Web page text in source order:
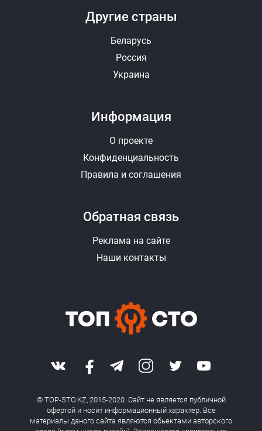
Другие страны
Беларусь
Россия
Украина
Информация
О проекте
Конфиденциальность
Правила и соглашения
Обратная связь
Реклама на сайте
Наши контакты
© TOP-STO.KZ, 2015-2020. Сайт не является публичной
офертой и носит информационный характер. Все
материалы даного сайта являются обьектами авторского